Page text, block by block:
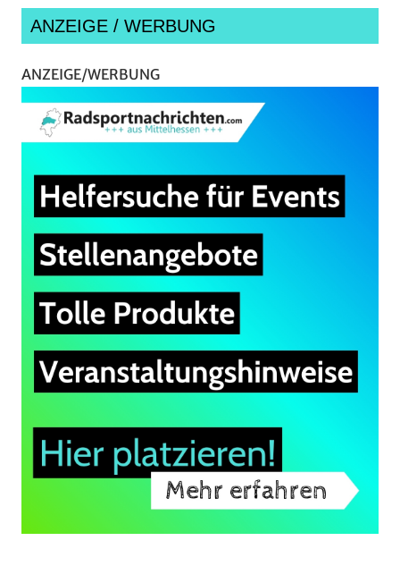
ANZEIGE / WERBUNG
ANZEIGE/WERBUNG